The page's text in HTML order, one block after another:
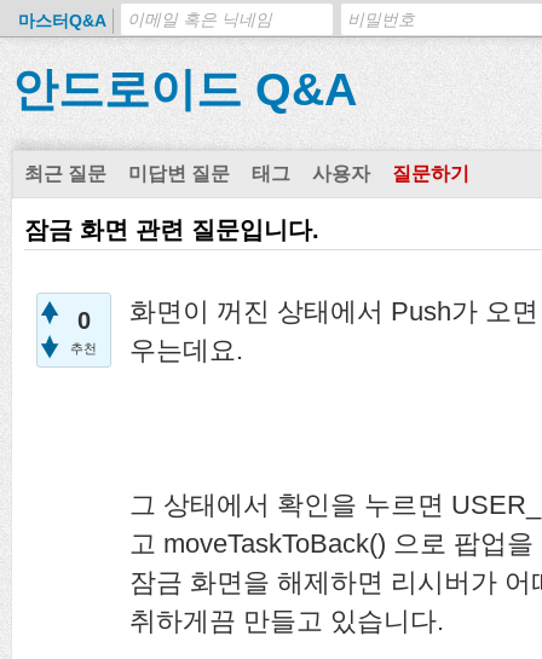
마스터Q&A
안드로이드 Q&A
최근 질문 미답변 질문 태그 사용자 질문하기
잠금 화면 관련 질문입니다.
0
추천
화면이 꺼진 상태에서 Push가 오
우는데요.
그 상태에서 확인을 누르면
고 moveTaskToBack() 으로 팝업
잠금 화면을 해제하면 리시버가
취하게끔 만들고 있습니다.